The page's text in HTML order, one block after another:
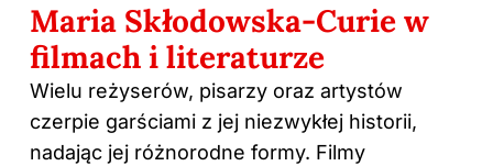
Maria Skłodowska-Curie w
filmach i literaturze
Wielu reżyserów, pisarzy oraz artystów
czerpie garściami z jej niezwykłej historii,
nadając jej różnorodne formy. Filmy